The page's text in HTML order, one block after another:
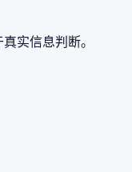
实信息判断。